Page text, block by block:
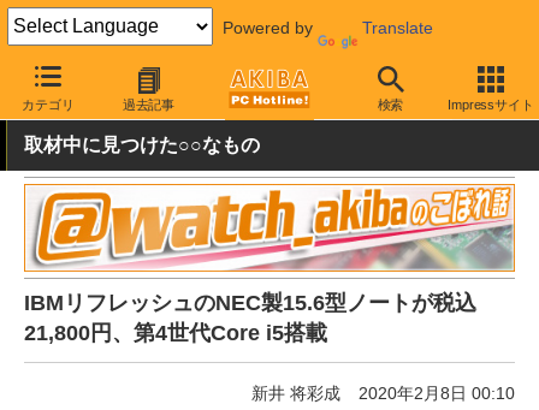
Powered by Translate
カテゴリ 過去記事 検索 Impressサイト
AKIBA PC Hotline! 秋葉原情報 価格情報 特価情報
取材中に見つけた○○なもの
IBMリフレッシュのNEC製15.6型ノートが税込
21,800円、第4世代Core i5搭載
新井 将彩成 2020年2月8日 00:10